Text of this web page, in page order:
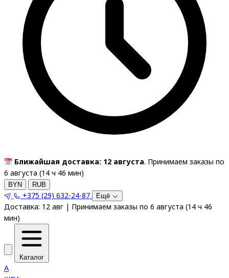
Ближайшая доставка: 12 августа. Принимаем заказы по
6 августа (14 ч 46 мин)
BYN RUB
+375 (29) 632-24-87 Ещё
Доставка: 12 авг | Принимаем заказы по 6 августа (14 ч 46
мин)
Каталог
A